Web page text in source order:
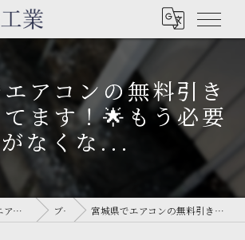
アコンの無料引き
ます！🌟もう必要
がなくな...
宮城県仙台市のエアコン工事なら有限会社細野工業 ブログ 宮城県でエアコンの無料引き取りやってます！🌟もう必要がなくな...